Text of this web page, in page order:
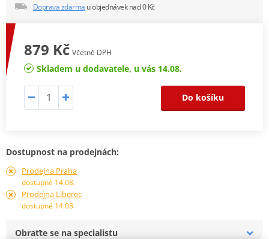
Doprava zdarma u objednávek nad 0 Kč
879 Kč Včetně DPH
Skladem u dodavatele, u vás 14.08.
Do košíku
Dostupnost na prodejnách:
Prodejna Praha
dostupné 14.08.
Prodejna Liberec
dostupné 14.08.
Obraťte se na specialistu